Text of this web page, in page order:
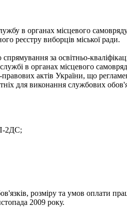
в органах місцевого
реєстру виборців міської ради.
за освітньо-
в органах місцевого
актів України, що
для виконання службових
2ДС;
розміру та умов оплати
2009 року.